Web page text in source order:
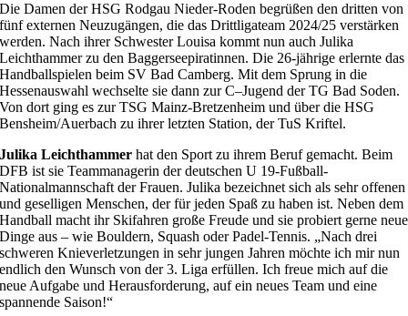
Die Damen der HSG Rodgau Nieder-Roden begrüßen den dritten von
fünf externen Neuzugängen, die das Drittligateam 2024/25 verstärken
werden. Nach ihrer Schwester Louisa kommt nun auch Julika
Leichthammer zu den Baggerseepiratinnen. Die 26-jährige erlernte das
Handballspielen beim SV Bad Camberg. Mit dem Sprung in die
Hessenauswahl wechselte sie dann zur C–Jugend der TG Bad Soden.
Von dort ging es zur TSG Mainz-Bretzenheim und über die HSG
Bensheim/Auerbach zu ihrer letzten Station, der TuS Kriftel.
Julika Leichthammer hat den Sport zu ihrem Beruf gemacht. Beim
DFB ist sie Teammanagerin der deutschen U 19-Fußball-
Nationalmannschaft der Frauen. Julika bezeichnet sich als sehr offenen
und geselligen Menschen, der für jeden Spaß zu haben ist. Neben dem
Handball macht ihr Skifahren große Freude und sie probiert gerne neue
Dinge aus – wie Bouldern, Squash oder Padel-Tennis. „Nach drei
schweren Knieverletzungen in sehr jungen Jahren möchte ich mir nun
endlich den Wunsch von der 3. Liga erfüllen. Ich freue mich auf die
neue Aufgabe und Herausforderung, auf ein neues Team und eine
spannende Saison!“